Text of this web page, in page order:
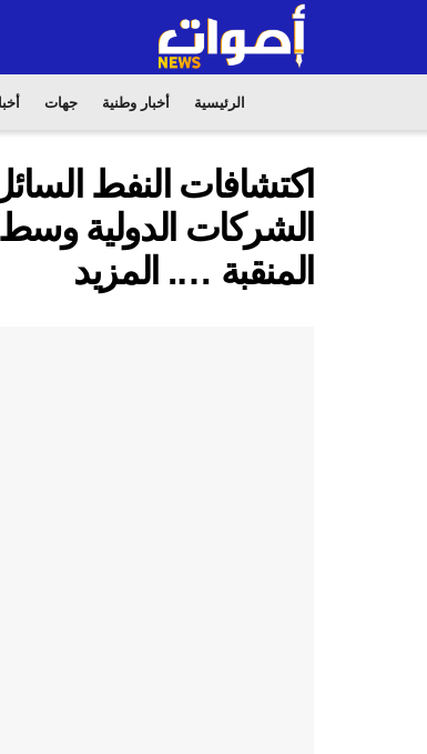
الرئيسية أخبار وطنية جهات
اكتشافات النفط
الشركات الدولية
المنقبة …. المزيد